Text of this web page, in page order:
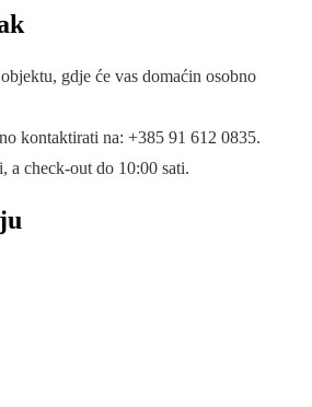
gdje će vas domaćin osobno
kontaktirati na: +385 91 612 0835.
a check-out do 10:00 sati.